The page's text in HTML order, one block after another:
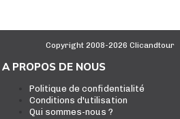
Copyright 2008-2026 Clicandtour
A PROPOS DE NOUS
Politique de confidentialité
Conditions d'utilisation
Qui sommes-nous ?